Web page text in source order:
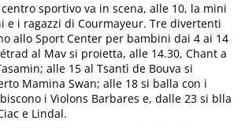
centro sportivo va in scena, alle 10, la mini
e i ragazzi di Courmayeur. Tre divertenti
allo Sport Center per bambini dai 4 ai 14
al Mav si proietta, alle 14.30, Chant a
alle 15 al Tsantì de Bouva si
Mamina Swan; alle 18 si balla con i
i Violons Barbares e, dalle 23 si blla
e Lindal.